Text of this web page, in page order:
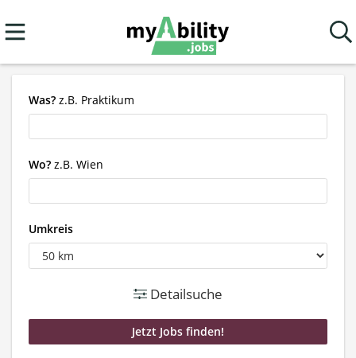
Was? z.B. Praktikum
Wo? z.B. Wien
Umkreis
Detailsuche